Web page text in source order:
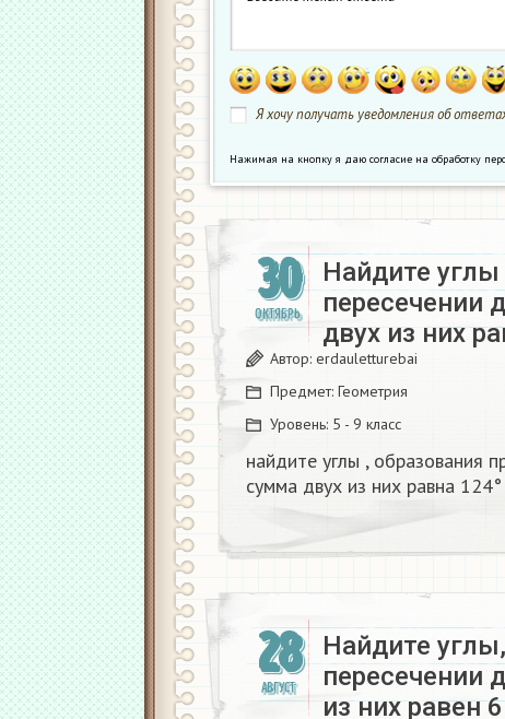
Я хочу получать уведомления об
Нажимая на кнопку я даю согласие на обработку
30
ОКТЯБРЬ
Найдите углы
пересечении
двух из них
Автор: erdauletturebai
Предмет: Геометрия
Уровень: 5 - 9 класс
найдите углы , образования
сумма двух из них равна 124°​
28
АВГУСТ
Найдите
пересечении
из них равен